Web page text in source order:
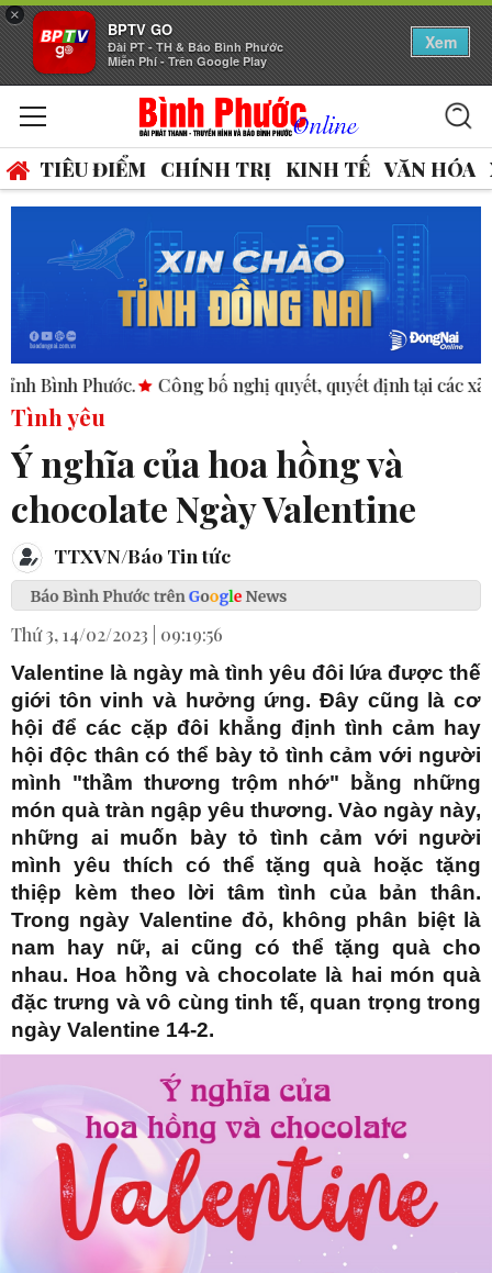
×
BPTV GO
Đài PT - TH & Báo Bình Phước
Miễn Phí - Trên Google Play
Xem
TIÊU ĐIỂM CHÍNH TRỊ KINH TẾ VĂN HÓA
Công bố nghị quyết, quyết định tại các xã, phường.
Tình yêu
Ý nghĩa của hoa hồng và
chocolate Ngày Valentine
TTXVN/Báo Tin tức
Thứ 3, 14/02/2023 | 09:19:56
Valentine là ngày mà tình yêu đôi lứa được thế
giới tôn vinh và hưởng ứng. Đây cũng là cơ
hội để các cặp đôi khẳng định tình cảm hay
hội độc thân có thể bày tỏ tình cảm với người
mình "thầm thương trộm nhớ" bằng những
món quà tràn ngập yêu thương. Vào ngày này,
những ai muốn bày tỏ tình cảm với người
mình yêu thích có thể tặng quà hoặc tặng
thiệp kèm theo lời tâm tình của bản thân.
Trong ngày Valentine đỏ, không phân biệt là
nam hay nữ, ai cũng có thể tặng quà cho
nhau. Hoa hồng và chocolate là hai món quà
đặc trưng và vô cùng tinh tế, quan trọng trong
ngày Valentine 14-2.